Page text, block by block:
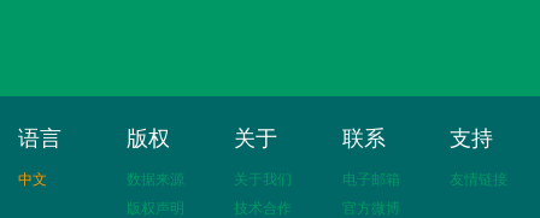
语言
中文
版权
数据来源
版权声明
关于
关于我们
技术合作
联系
电子邮箱
官方微博
支持
友情链接